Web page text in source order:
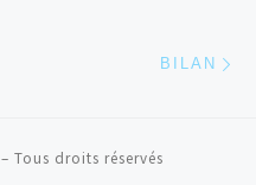
BILAN
– Tous droits réservés